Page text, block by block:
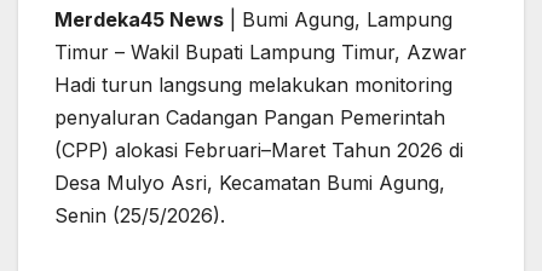
Merdeka45 News | Bumi Agung, Lampung
Timur – Wakil Bupati Lampung Timur, Azwar
Hadi turun langsung melakukan monitoring
penyaluran Cadangan Pangan Pemerintah
(CPP) alokasi Februari–Maret Tahun 2026 di
Desa Mulyo Asri, Kecamatan Bumi Agung,
Senin (25/5/2026).